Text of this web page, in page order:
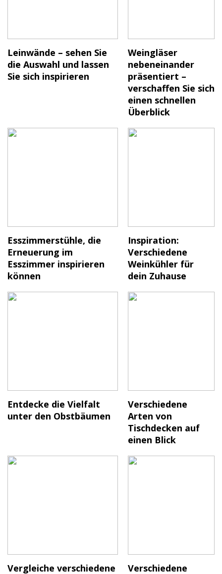
Leinwände – sehen Sie
die Auswahl und lassen
Sie sich inspirieren
Weingläser
nebeneinander
präsentiert –
verschaffen Sie sich
einen schnellen
Überblick
Esszimmerstühle, die
Erneuerung im
Esszimmer inspirieren
können
Inspiration:
Verschiedene
Weinkühler für
dein Zuhause
Entdecke die Vielfalt
unter den Obstbäumen
Verschiedene
Arten von
Tischdecken auf
einen Blick
Vergleiche verschiedene
Verschiedene